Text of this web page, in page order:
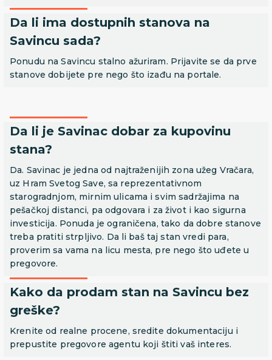
Da li ima dostupnih stanova na
Savincu sada?
Ponudu na Savincu stalno ažuriram. Prijavite se da prve
stanove dobijete pre nego što izađu na portale.
Da li je Savinac dobar za kupovinu
stana?
Da. Savinac je jedna od najtraženijih zona užeg Vračara,
uz Hram Svetog Save, sa reprezentativnom
starogradnjom, mirnim ulicama i svim sadržajima na
pešačkoj distanci, pa odgovara i za život i kao sigurna
investicija. Ponuda je ograničena, tako da dobre stanove
treba pratiti strpljivo. Da li baš taj stan vredi para,
proverim sa vama na licu mesta, pre nego što uđete u
pregovore.
Kako da prodam stan na Savincu bez
greške?
Krenite od realne procene, sredite dokumentaciju i
prepustite pregovore agentu koji štiti vaš interes.